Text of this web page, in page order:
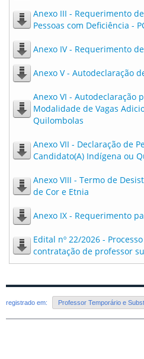
Anexo III - Requerimento
Pessoas com Deficiência -
Anexo IV - Requerimento
Anexo V - Autodeclaração
Anexo VI - Autodeclaração
Modalidade de Vagas
Quilombolas
Anexo VII - Declaração de
Candidato(A) Indígena ou
Anexo VIII - Termo de
de Cor e Etnia
Anexo IX - Requerimento
Edital nº 22/2026 -
contratação de professor
registrado em: Professor Temporário e